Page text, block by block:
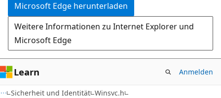
Microsoft Edge herunterladen
Weitere Informationen zu Internet Explorer und
Microsoft Edge
Learn Anmelden
Sicherheit und Identität Winsvc.h